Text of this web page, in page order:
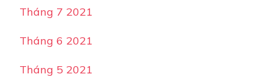
Tháng 7 2021
Tháng 6 2021
Tháng 5 2021